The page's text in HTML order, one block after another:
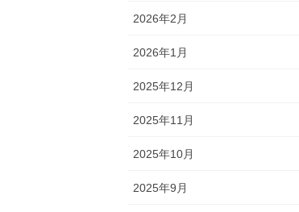
2026年2月
2026年1月
2025年12月
2025年11月
2025年10月
2025年9月